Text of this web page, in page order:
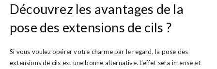
Découvrez les avantages de la
pose des extensions de cils ?
Si vous voulez opérer votre charme par le regard, la pose des
extensions de cils est une bonne alternative. L’effet sera intense et